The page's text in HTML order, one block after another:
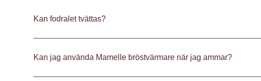
Kan fodralet tvättas?
Kan jag använda Mamelle bröstvärmare när jag ammar?